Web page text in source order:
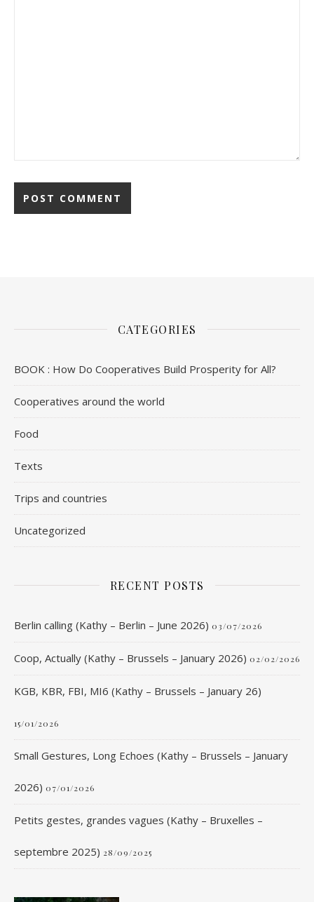
CATEGORIES
BOOK : How Do Cooperatives Build Prosperity for All?
Cooperatives around the world
Food
Texts
Trips and countries
Uncategorized
RECENT POSTS
Berlin calling (Kathy – Berlin – June 2026) 03/07/2026
Coop, Actually (Kathy – Brussels – January 2026) 02/02/2026
KGB, KBR, FBI, MI6 (Kathy – Brussels – January 26)
15/01/2026
Small Gestures, Long Echoes (Kathy – Brussels – January
2026) 07/01/2026
Petits gestes, grandes vagues (Kathy – Bruxelles –
septembre 2025) 28/09/2025